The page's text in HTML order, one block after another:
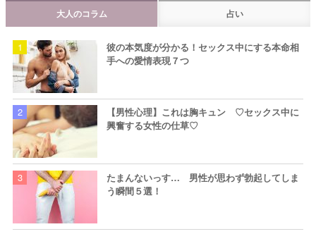
大人のコラム 占い
彼の本気度が分かる！セックス中にする本命相
手への愛情表現７つ
【男性心理】これは胸キュン ♡セックス中に
興奮する女性の仕草♡
たまんないっす… 男性が思わず勃起してしま
う瞬間５選！